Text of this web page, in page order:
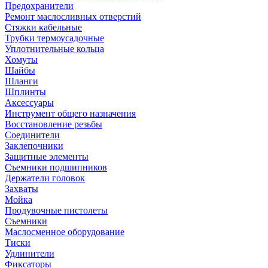
Предохранители
Ремонт маслосливных отверстий
Стяжки кабельные
Трубки термоусадочные
Уплотнительные кольца
Хомуты
Шайбы
Шланги
Шплинты
Аксессуары
Инструмент общего назначения
Восстановление резьбы
Соединители
Заклепочники
Защитные элементы
Съемники подшипников
Держатели головок
Захваты
Мойка
Продувочные пистолеты
Съемники
Маслосменное оборудование
Тиски
Удлинители
Фиксаторы